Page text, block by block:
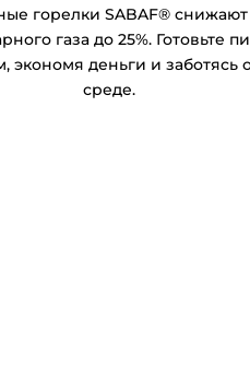
горелки SABAF® снижают
газа до 25%. Готовьте
экономя деньги и заботясь
среде.